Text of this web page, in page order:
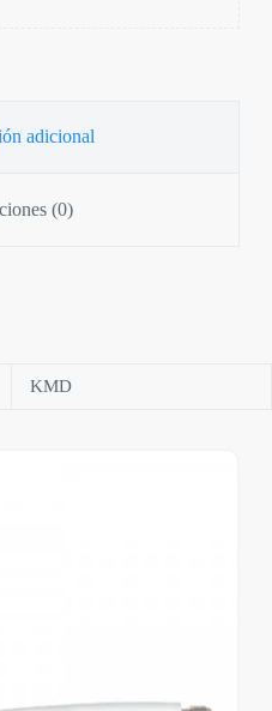
adicional
(0)
KMD